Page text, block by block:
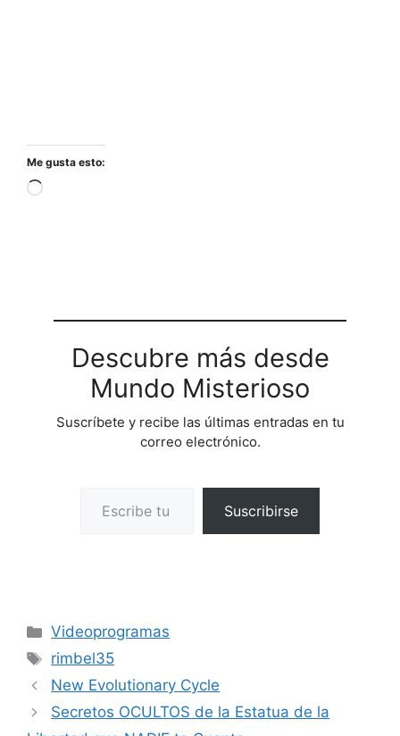
Me gusta esto:
Cargando...
Descubre más desde
Mundo Misterioso
Suscríbete y recibe las últimas entradas en tu
correo electrónico.
Suscribirse
Categorías
Videoprogramas
Etiquetas
rimbel35
New Evolutionary Cycle
Secretos OCULTOS de la Estatua de la